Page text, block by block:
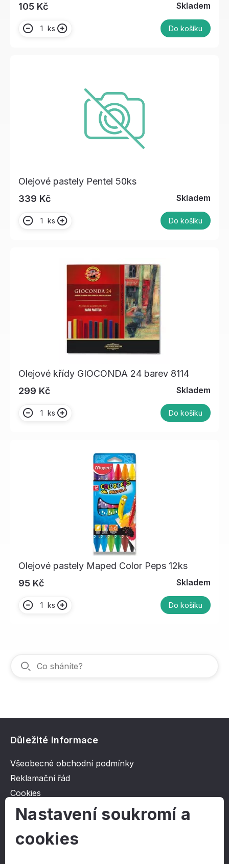
105 Kč
Skladem
ks Do košíku
Olejové pastely Pentel 50ks
339 Kč
Skladem
ks Do košíku
Olejové křídy GIOCONDA 24 barev 8114
299 Kč
Skladem
ks Do košíku
Olejové pastely Maped Color Peps 12ks
95 Kč
Skladem
ks Do košíku
Důležité informace
Všeobecné obchodní podmínky
Reklamační řád
Cookies
Ochrana osobních údajů
O společnosti
Nastavení soukromí a
cookies